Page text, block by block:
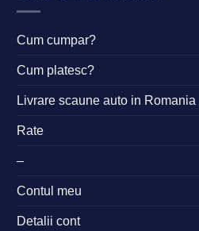
Cum cumpar?
Cum platesc?
Livrare scaune auto in Romania
Rate
–
Contul meu
Detalii cont